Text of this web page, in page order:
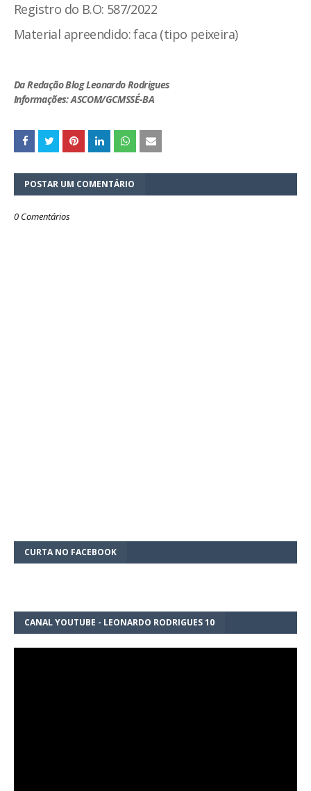
Registro do B.O: 587/2022
Material apreendido: faca (tipo peixeira)
Da Redação Blog Leonardo Rodrigues
Informações: ASCOM/GCMSSÉ-BA
POSTAR UM COMENTÁRIO
0 Comentários
CURTA NO FACEBOOK
CANAL YOUTUBE - LEONARDO RODRIGUES 10